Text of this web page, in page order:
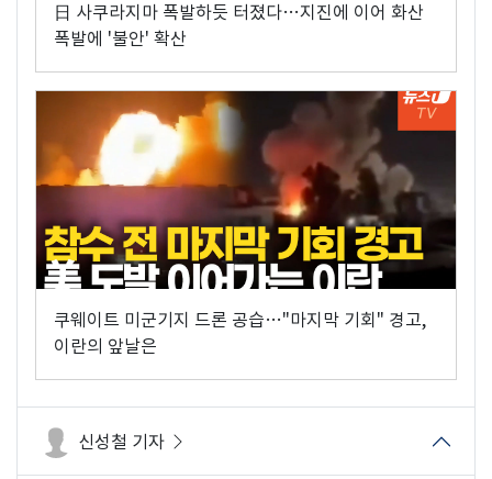
日 사쿠라지마 폭발하듯 터졌다…지진에 이어 화산
폭발에 '불안' 확산
쿠웨이트 미군기지 드론 공습…"마지막 기회" 경고,
이란의 앞날은
신성철 기자